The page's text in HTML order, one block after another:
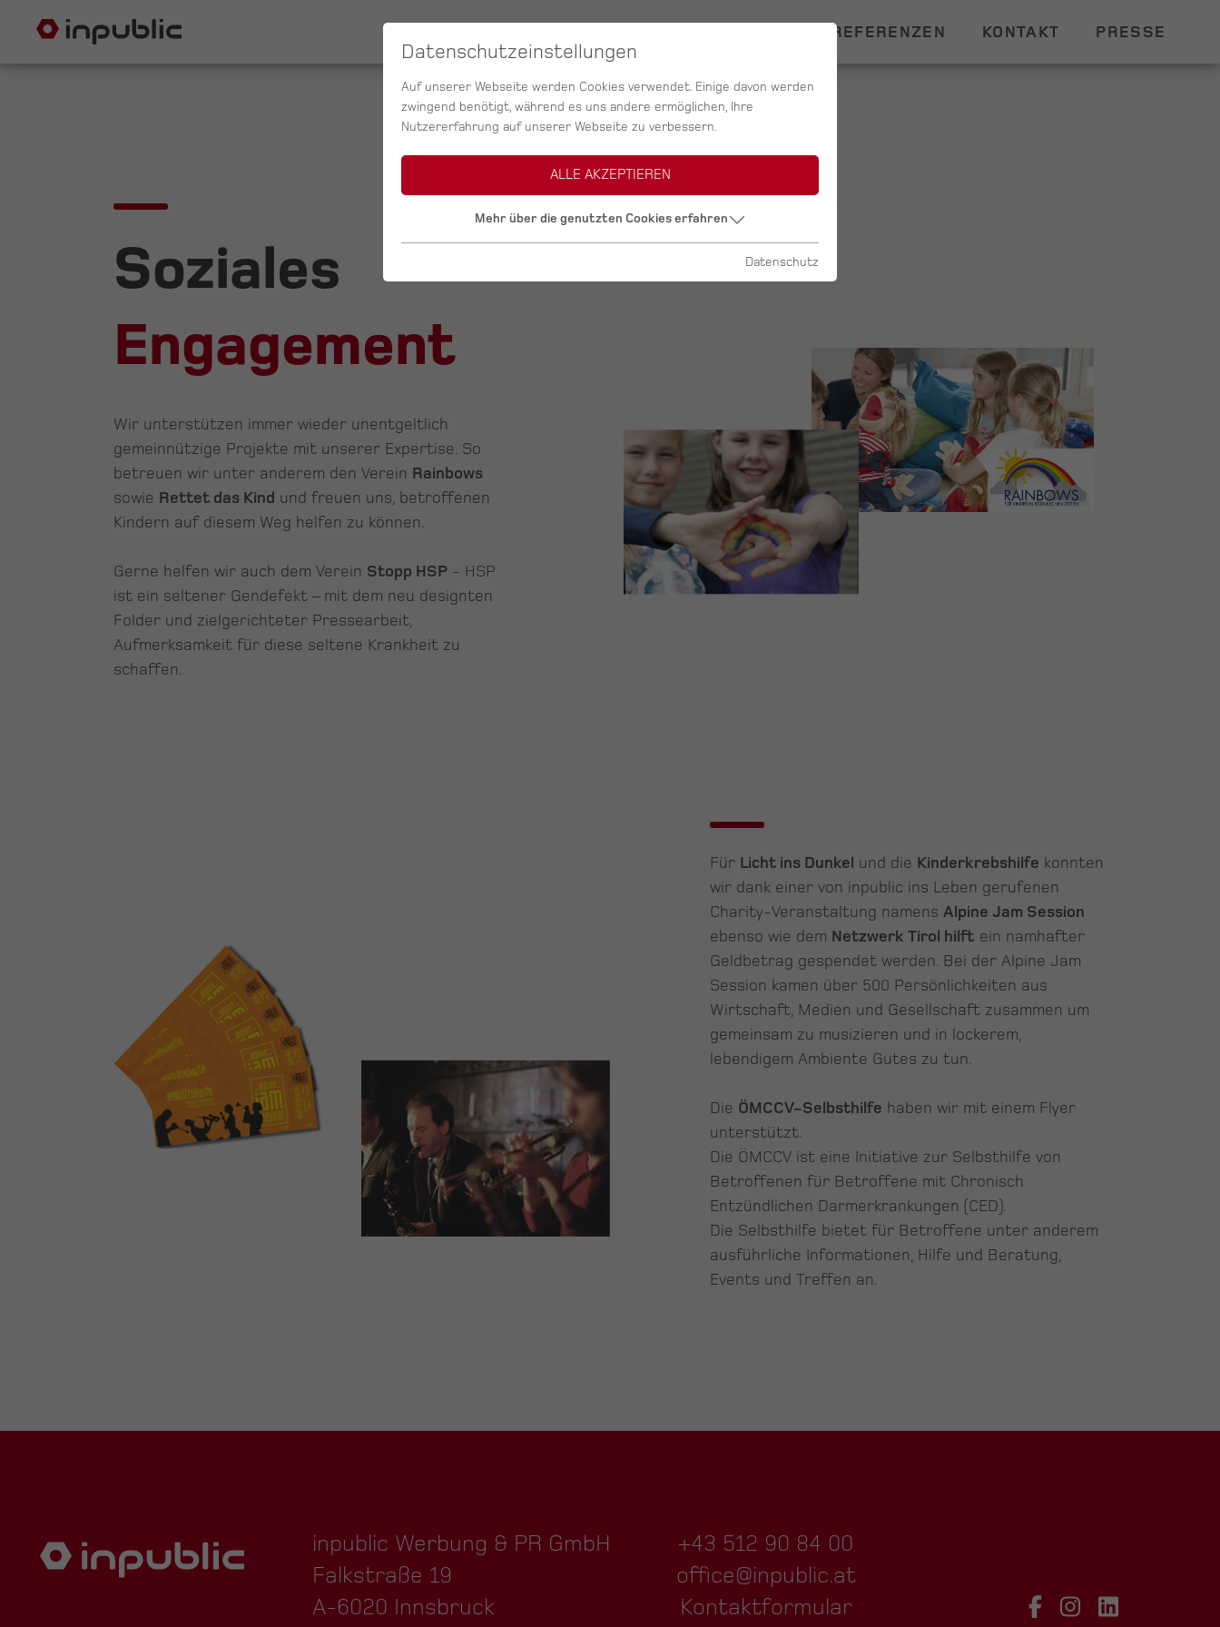
REFERENZEN KONTAKT PRESSE
Soziales
Engagement
Wir unterstützen immer wieder unentgeltlich
gemeinnützige Projekte mit unserer Expertise. So
betreuen wir unter anderem den Verein Rainbows
sowie Rettet das Kind und freuen uns, betroffenen
Kindern auf diesem Weg helfen zu können.
Gerne helfen wir auch dem Verein Stopp HSP- HSP
ist ein seltener Gendefekt – mit dem neu designten
Folder und zielgerichteter Pressearbeit,
Aufmerksamkeit für diese seltene Krankheit zu
schaffen.
Für Licht ins Dunkel und die Kinderkrebshilfe konnten
wir dank einer von inpublic ins Leben gerufenen
Charity-Veranstaltung namens Alpine Jam Session
ebenso wie dem Netzwerk Tirol hilft ein namhafter
Geldbetrag gespendet werden. Bei der Alpine Jam
Session kamen über 500 Persönlichkeiten aus
Wirtschaft, Medien und Gesellschaft zusammen um
gemeinsam zu musizieren und in lockerem,
lebendigem Ambiente Gutes zu tun.
Die ÖMCCV-Selbsthilfe haben wir mit einem Flyer
unterstützt.
Die ÖMCCV ist eine Initiative zur Selbsthilfe von
Betroffenen für Betroffene mit Chronisch
Entzündlichen Darmerkrankungen (CED).
Die Selbsthilfe bietet für Betroffene unter anderem
ausführliche Informationen, Hilfe und Beratung,
Events und Treffen an.
inpublic Werbung & PR GmbH
Falkstraße 19
A-6020 Innsbruck
+43 512 90 84 00
office@inpublic.at
Kontaktformular
Datenschutzeinstellungen
Auf unserer Webseite werden Cookies verwendet. Einige davon werden
zwingend benötigt, während es uns andere ermöglichen, Ihre
Nutzererfahrung auf unserer Webseite zu verbessern.
ALLE AKZEPTIEREN
Mehr über die genutzten Cookies erfahren
Datenschutz